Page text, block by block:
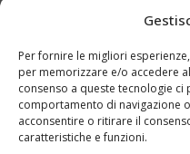
Per fornire le migliori
per memorizzare e/o accedere
consenso a queste tecnologie
comportamento di navigazione
acconsentire o ritirare il
caratteristiche e funzioni.
Tavolo riunioni rettangolare cm
220 – Cod.0013